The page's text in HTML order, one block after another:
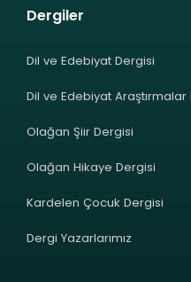
Dergiler
Dil ve Edebiyat Dergisi
Dil ve Edebiyat Araştırmalar
Olağan Şiir Dergisi
Olağan Hikaye Dergisi
Kardelen Çocuk Dergisi
Dergi Yazarlarımız